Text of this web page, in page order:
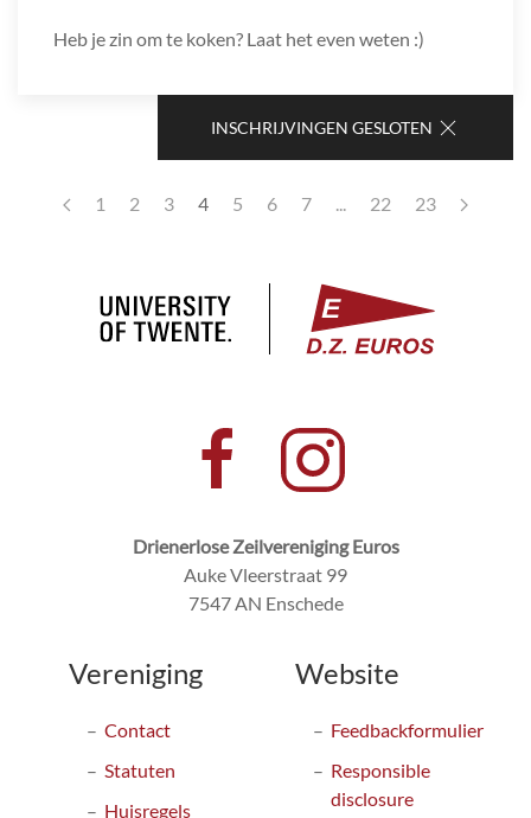
Heb je zin om te koken? Laat het even weten :)
INSCHRIJVINGEN GESLOTEN
1 2 3 4 5 6 7 ... 22 23
Drienerlose Zeilvereniging Euros
Auke Vleerstraat 99
7547 AN Enschede
Vereniging
Contact
Statuten
Huisregels
Website
Feedbackformulier
Responsible
disclosure